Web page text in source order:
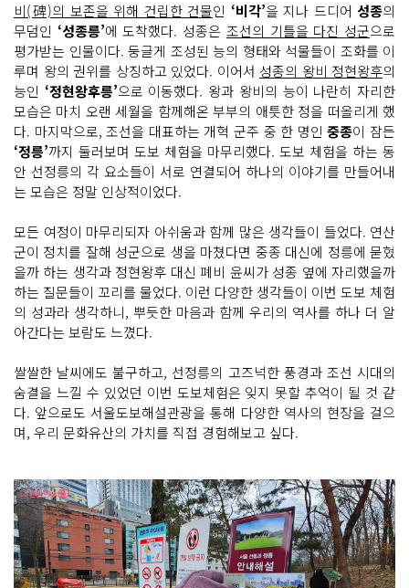
비(碑)의 보존을 위해 건립한 건물인 ‘비각’을 지나 드디어 성종의
무덤인 ‘성종릉’에 도착했다. 성종은 조선의 기틀을 다진 성군으로
평가받는 인물이다. 둥글게 조성된 능의 형태와 석물들이 조화를 이
루며 왕의 권위를 상징하고 있었다. 이어서 성종의 왕비 정현왕후의
능인 ‘정현왕후릉’으로 이동했다. 왕과 왕비의 능이 나란히 자리한
모습은 마치 오랜 세월을 함께해온 부부의 애틋한 정을 떠올리게 했
다. 마지막으로, 조선을 대표하는 개혁 군주 중 한 명인중종이 잠든
‘정릉’까지 둘러보며 도보 체험을 마무리했다. 도보 체험을 하는 동
안 선정릉의 각 요소들이 서로 연결되어 하나의 이야기를 만들어내
는 모습은 정말 인상적이었다.
모든 여정이 마무리되자 아쉬움과 함께 많은 생각들이 들었다. 연산
군이 정치를 잘해 성군으로 생을 마쳤다면 중종 대신에 정릉에 묻혔
을까 하는 생각과 정현왕후 대신 폐비 윤씨가 성종 옆에 자리했을까
하는 질문들이 꼬리를 물었다. 이런 다양한 생각들이 이번 도보 체험
의 성과라 생각하니, 뿌듯한 마음과 함께 우리의 역사를 하나 더 알
아간다는 보람도 느꼈다.
쌀쌀한 날씨에도 불구하고, 선정릉의 고즈넉한 풍경과 조선 시대의
숨결을 느낄 수 있었던 이번 도보체험은 잊지 못할 추억이 될 것 같
다. 앞으로도 서울도보해설관광을 통해 다양한 역사의 현장을 걸으
며, 우리 문화유산의 가치를 직접 경험해보고 싶다.